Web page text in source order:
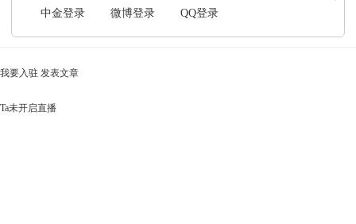
中金登录 微博登录 QQ登录
我要入驻 发表文章
Ta未开启直播